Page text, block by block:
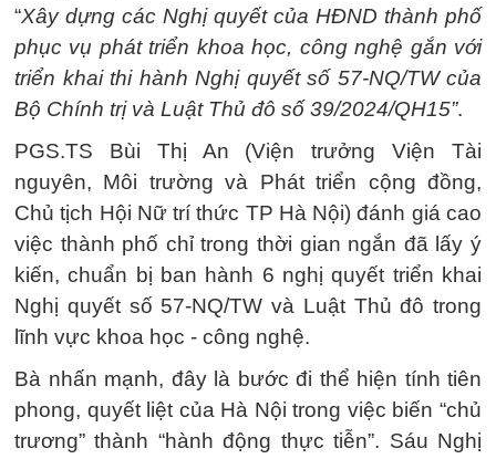
“Xây dựng các Nghị quyết của HĐND thành phố
phục vụ phát triển khoa học, công nghệ gắn với
triển khai thi hành Nghị quyết số 57-NQ/TW của
Bộ Chính trị và Luật Thủ đô số 39/2024/QH15”.
PGS.TS Bùi Thị An (Viện trưởng Viện Tài
nguyên, Môi trường và Phát triển cộng đồng,
Chủ tịch Hội Nữ trí thức TP Hà Nội) đánh giá cao
việc thành phố chỉ trong thời gian ngắn đã lấy ý
kiến, chuẩn bị ban hành 6 nghị quyết triển khai
Nghị quyết số 57-NQ/TW và Luật Thủ đô trong
lĩnh vực khoa học - công nghệ.
Bà nhấn mạnh, đây là bước đi thể hiện tính tiên
phong, quyết liệt của Hà Nội trong việc biến “chủ
trương” thành “hành động thực tiễn”. Sáu Nghị